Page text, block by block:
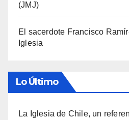
(JMJ)
El sacerdote Francisco
Iglesia
Lo Último
La Iglesia de Chile, un